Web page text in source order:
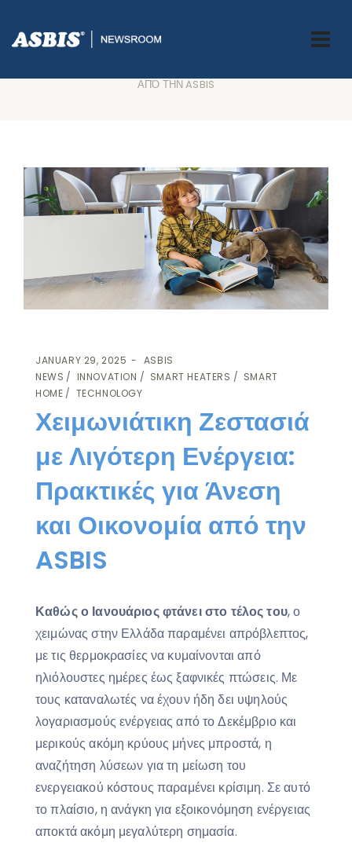
ASBIS GREECE > ASBIS NEWS- SMART HEATERS-
SMART HOME-
> ΧΕΙΜΩΝΙΆΤΙΚΗ ΖΕΣΤΑΣΙΆ ΜΕ
ΑΠΌ ΤΗΝ ASBIS
JANUARY 29, 2025
ASBIS
NEWS
INNOVATION SMART HEATERS
SMART
HOME
TECHNOLOGY
Χειμωνιάτικη Ζεστασιά
με Λιγότερη Ενέργεια:
Πρακτικές για Άνεση
και Οικονομία από την
ASBIS
Καθώς ο Ιανουάριος φτάνει στο τέλος του, ο
χειμώνας στην Ελλάδα παραμένει απρόβλεπτος,
με τις θερμοκρασίες να κυμαίνονται από
ηλιόλουστες ημέρες έως ξαφνικές πτώσεις. Με
τους καταναλωτές να έχουν ήδη δει υψηλούς
λογαριασμούς ενέργειας από το Δεκέμβριο και
μερικούς ακόμη κρύους μήνες μπροστά, η
αναζήτηση λύσεων για τη μείωση του
ενεργειακού κόστους παραμένει κρίσιμη. Σε αυτό
το πλαίσιο, η ανάγκη για εξοικονόμηση ενέργειας
αποκτά ακόμη μεγαλύτερη σημασία.